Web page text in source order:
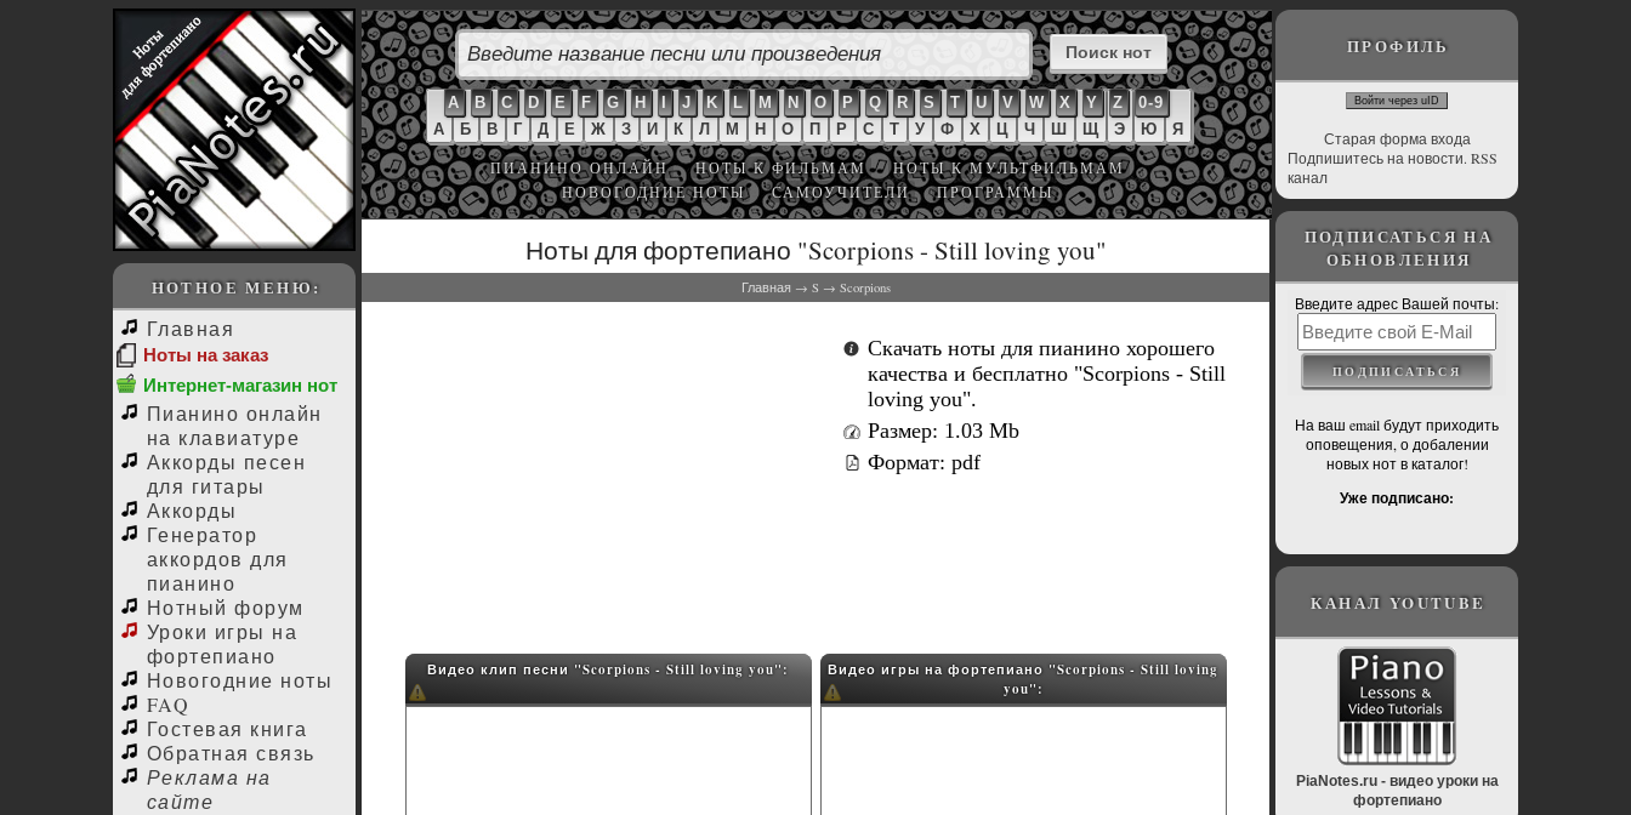
НОТНОЕ МЕНЮ:
Главная
Ноты на заказ
Интернет-магазин нот
Пианино онлайн
на клавиатуре
Аккорды песен
для гитары
Аккорды
Генератор
аккордов для
пианино
Нотный форум
Уроки игры на
фортепиано
Новогодние ноты
FAQ
Гостевая книга
Обратная связь
Реклама на
сайте
Ноты для фортепиано "Scorpions - Still loving you"
Главная → S → Scorpions
Скачать ноты для пианино хорошего
качества и бесплатно "Scorpions - Still
loving you".
Размер: 1.03 Mb
Формат: pdf
Видео клип песни "Scorpions - Still loving you":
Видео игры на фортепиано "Scorpions - Still loving
you":
A B C D E F G H I J K L M N O P Q R S T U V W X Y Z
0-9
А
Б В Г Д Е Ж З И К Л М Н О П Р С Т У Ф Х Ц Ч Ш Щ Э Ю Я
ПИАНИНО ОНЛАЙН НОТЫ К ФИЛЬМАМ
НОТЫ К МУЛЬТФИЛЬМАМ
НОВОГОДНИЕ НОТЫ
САМОУЧИТЕЛИ ПРОГРАММЫ
ПРОФИЛЬ
Войти через uID
Старая форма входа
Подпишитесь на новости. RSS
канал
ПОДПИСАТЬСЯ НА
ОБНОВЛЕНИЯ
Введите адрес Вашей почты:
На ваш email будут приходить
оповещения, о добалении
новых нот в каталог!
Уже подписано:
КАНАЛ YOUTUBE
PiaNotes.ru - видео уроки на
фортепиано